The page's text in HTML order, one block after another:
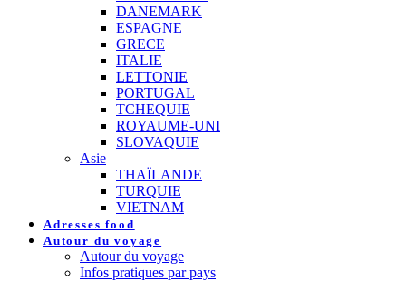
DANEMARK
ESPAGNE
GRECE
ITALIE
LETTONIE
PORTUGAL
TCHEQUIE
ROYAUME-UNI
SLOVAQUIE
Asie
THAÏLANDE
TURQUIE
VIETNAM
Adresses food
Autour du voyage
Autour du voyage
Infos pratiques par pays